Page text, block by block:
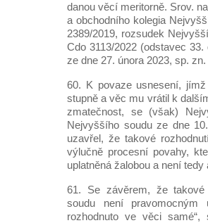
danou věcí meritorně. Srov.
a obchodního kolegia
2389/2019, rozsudek
Cdo 3113/2022 (odstavec
ze dne 27. února 2023, sp.
60. K povaze usnesení,
stupně a věc mu vrátil k
zmatečnost, se (však)
Nejvyššího soudu ze dne
uzavřel, že takové
výlučně procesní povahy,
uplatněná žalobou a není
61. Se závěrem, že takové
soudu není pravomocným
rozhodnuto ve věci